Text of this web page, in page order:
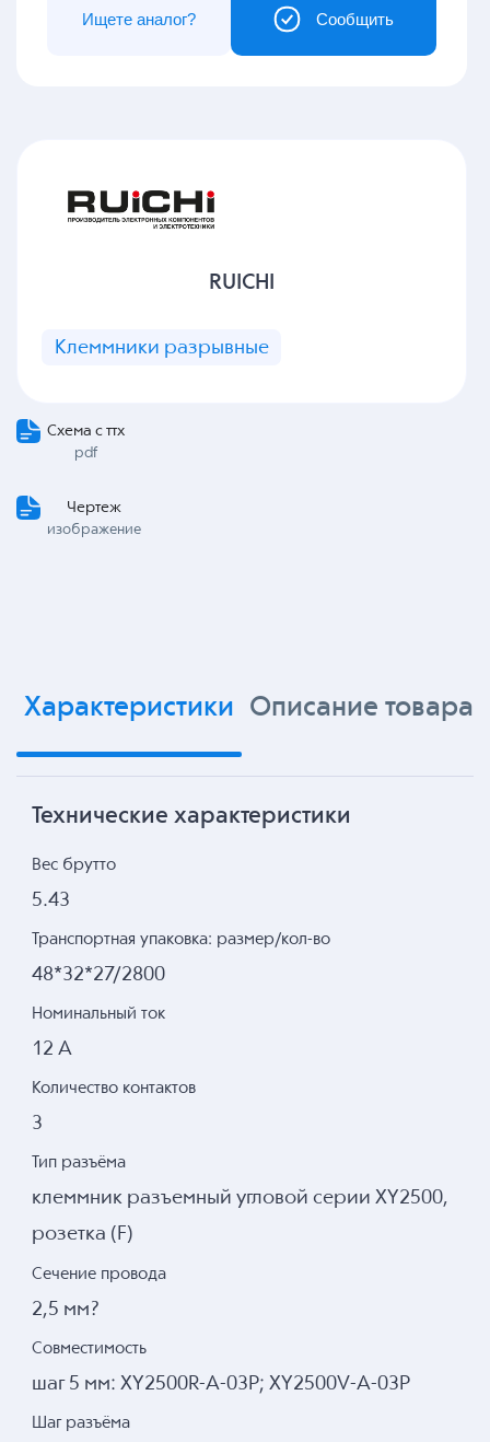
Сообщить
Ищете аналог?
RUICHI
Клеммники разрывные
Схема с ттх
pdf
Чертеж
изображение
Характеристики Описание товара
Технические характеристики
Вес брутто
5.43
Транспортная упаковка: размер/кол-во
48*32*27/2800
Номинальный ток
12 А
Количество контактов
3
Тип разъёма
клеммник разъемный угловой серии XY2500,
розетка (F)
Сечение провода
2,5 мм?
Совместимость
шаг 5 мм: XY2500R-A-03P; XY2500V-A-03P
Шаг разъёма